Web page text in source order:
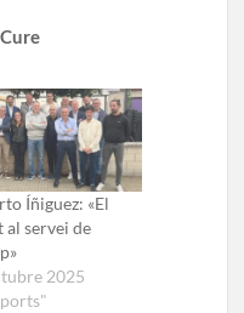
Íñiguez: «El
al servei de
2025